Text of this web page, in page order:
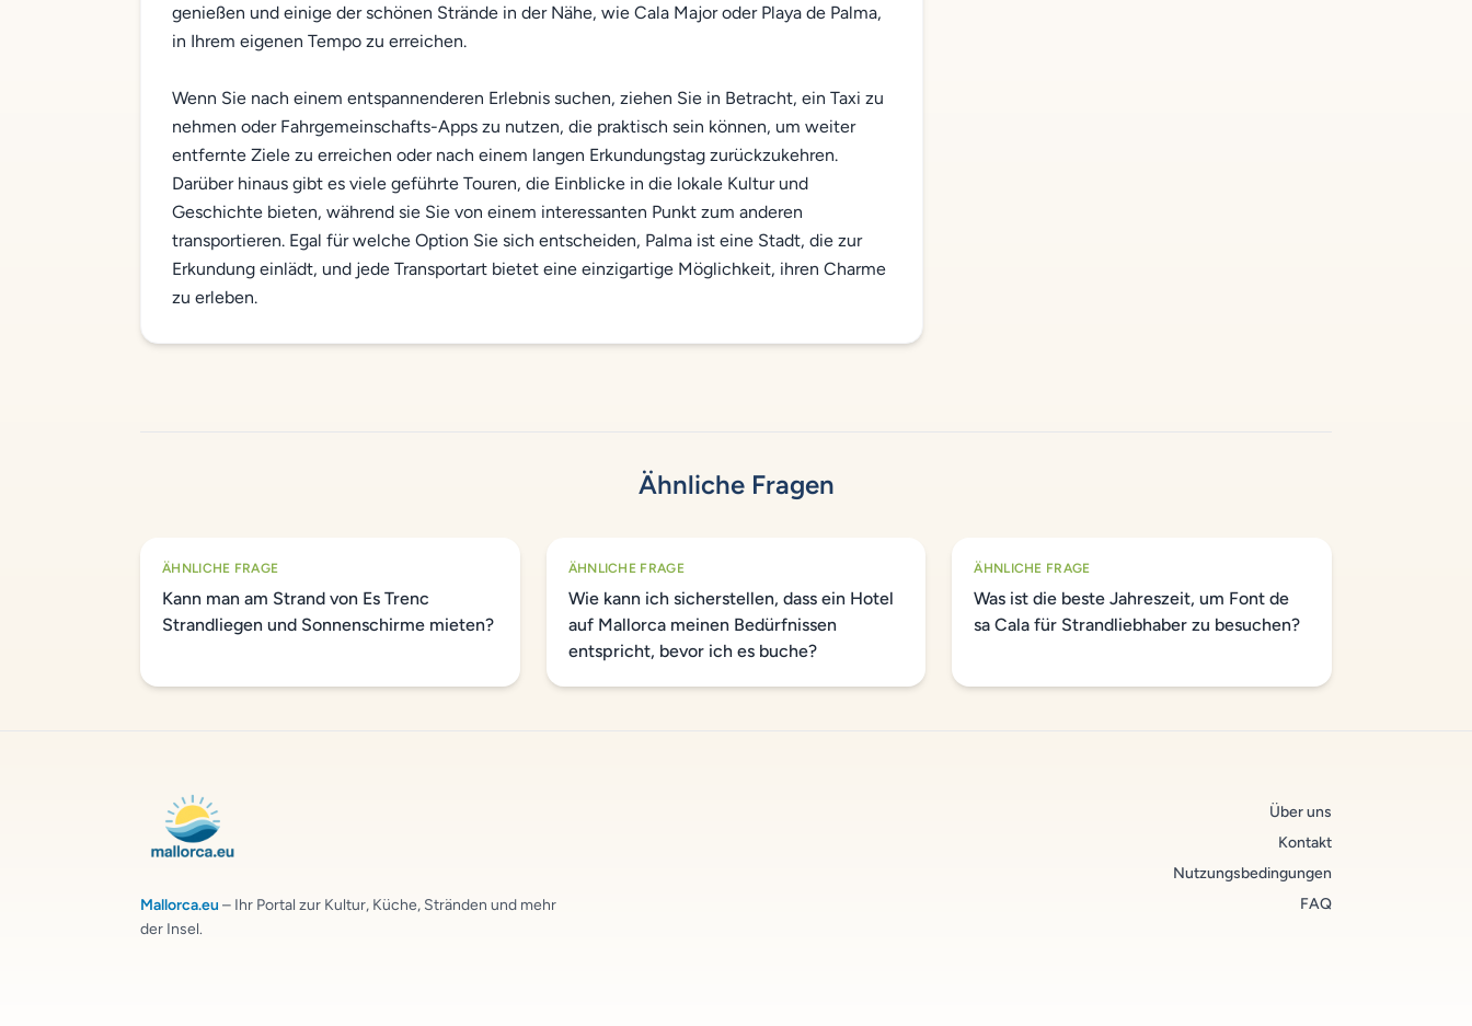
genießen und einige der schönen Strände in der Nähe, wie Cala Major oder Playa de Palma,
in Ihrem eigenen Tempo zu erreichen.
Wenn Sie nach einem entspannenderen Erlebnis suchen, ziehen Sie in Betracht, ein Taxi zu
nehmen oder Fahrgemeinschafts-Apps zu nutzen, die praktisch sein können, um weiter
entfernte Ziele zu erreichen oder nach einem langen Erkundungstag zurückzukehren.
Darüber hinaus gibt es viele geführte Touren, die Einblicke in die lokale Kultur und
Geschichte bieten, während sie Sie von einem interessanten Punkt zum anderen
transportieren. Egal für welche Option Sie sich entscheiden, Palma ist eine Stadt, die zur
Erkundung einlädt, und jede Transportart bietet eine einzigartige Möglichkeit, ihren Charme
zu erleben.
Ähnliche Fragen
ÄHNLICHE FRAGE
Kann man am Strand von Es Trenc
Strandliegen und Sonnenschirme mieten?
ÄHNLICHE FRAGE
Wie kann ich sicherstellen, dass ein Hotel
auf Mallorca meinen Bedürfnissen
entspricht, bevor ich es buche?
ÄHNLICHE FRAGE
Was ist die beste Jahreszeit, um Font de
sa Cala für Strandliebhaber zu besuchen?
Mallorca.eu – Ihr Portal zur Kultur, Küche, Stränden und mehr
der Insel.
Über uns
Kontakt
Nutzungsbedingungen
FAQ